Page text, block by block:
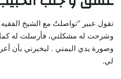
تقول عبير “تواصلتُ مع الشيخ
وشرحت له مشكلتي، فأرسلت له
وصورة يدي اليمني . ليخبرني بأن
لي.